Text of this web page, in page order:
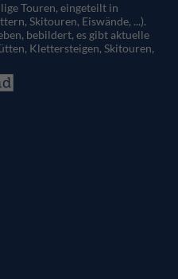
Touren, eingeteilt in
Skitouren, Eiswände, ...).
bebildert, es gibt aktuelle
Klettersteigen, Skitouren,